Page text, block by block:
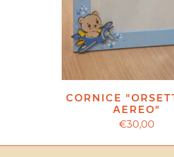
CORNICE
AEREO"
€30,00